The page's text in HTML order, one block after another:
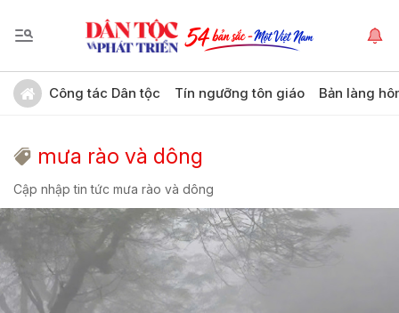
Công tác Dân tộc Tín ngưỡng tôn giáo Bản làng
mưa rào và dông
Cập nhập tin tức mưa rào và dông